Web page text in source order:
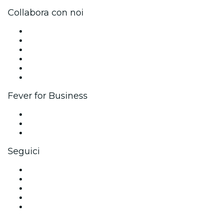
Collabora con noi
Fever for Business
Seguici